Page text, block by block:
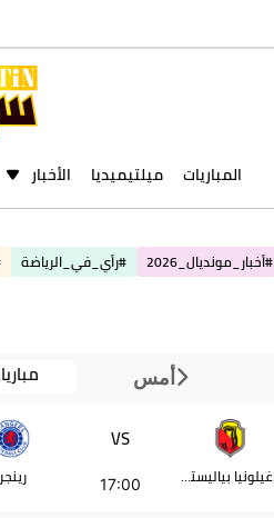
المباريات ميلتيميديا الأخبار
#أخبار_مونديال_2026 #رأي_في_الرياضة
أمس
ياغيلونيا بياليستوك
VS
17:00